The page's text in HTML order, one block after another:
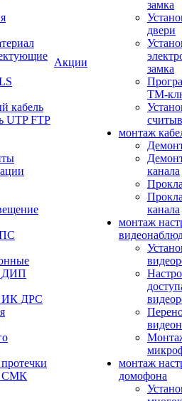
кабель
UTP FTP
ДИП
ИК ДРС
СМК
Акции
замка
двери
замка
ТМ-
монтаж
канала
канала
монтаж
монтаж
домофона